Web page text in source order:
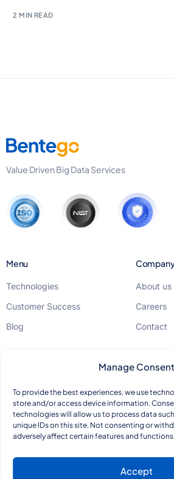
Manage Consent
To provide the best experiences, we use
store and/or access device information.
technologies will allow us to process data
unique IDs on this site. Not consenting or
adversely affect certain features and
Accept
2 MIN READ
Value Driven Big Data Services
Menu
Technologies
Customer Success
Blog
About us
Careers
Contact
GDPR
Privacy Policy
Quality Standards